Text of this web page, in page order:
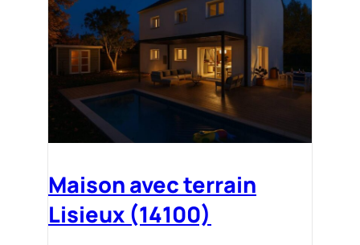
Maison avec terrain
Lisieux (14100)